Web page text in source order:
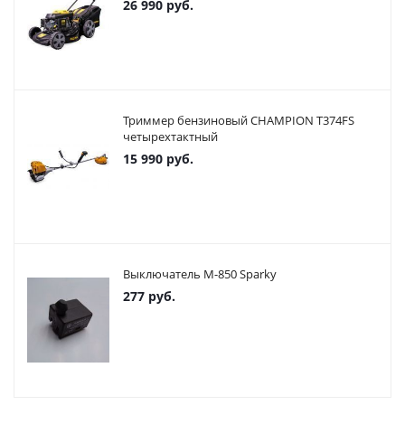
26 990 руб.
Триммер бензиновый CHAMPION T374FS
четырехтактный
15 990 руб.
Выключатель М-850 Sparky
277 руб.